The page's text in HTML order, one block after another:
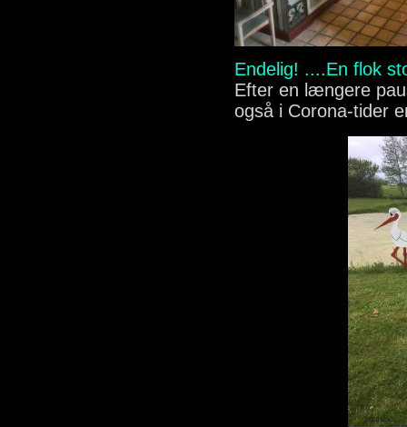
Endelig! ....En flok
Efter en længere
også i Corona-tider